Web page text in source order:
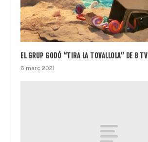
EL GRUP GODÓ “TIRA LA TOVALLOLA” DE 8 TV
6 març 2021